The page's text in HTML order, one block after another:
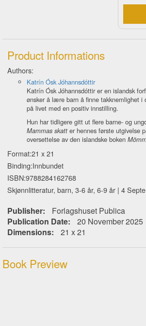
Product Informations
Authors:
Katrín Ósk Jóhannsdóttir
Katrín Ósk Jóhannsdóttir er en islandsk
ønsker å lære barn å finne takknemlighet i
på livet med en positiv innstilling.
Hun har tidligere gitt ut flere barne- og
Mammas skatt er hennes første utgivelse
oversettelse av den islandske boken
Format:21 x 21
Binding:Innbundet
ISBN:9788284162768
Skjønnlitteratur, barn, 3-6 år, 6-9 år | 4
Publisher:
Forlagshuset Publica
Publication Date:
20 November 2025
Dimensions:
21 x 21
Book Preview